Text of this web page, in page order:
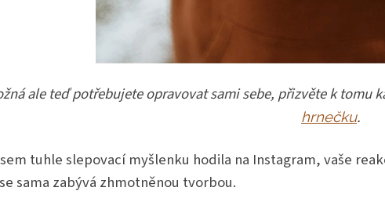
ale teď potřebujete opravovat sami sebe, přizvěte k tomu
hrnečku.
tuhle slepovací myšlenku hodila na Instagram, vaše
sama zabývá zhmotněnou tvorbou.